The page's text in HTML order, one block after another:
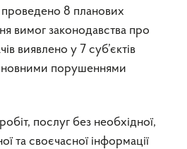
8 планових
вимог законодавства про
виявлено у 7 суб’єктів
порушеннями
послуг без необхідної,
та своєчасної інформації